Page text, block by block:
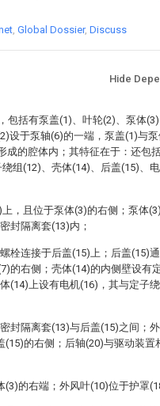
Global Dossier Discuss
Hide
包括有泵盖(1)、叶轮(2)、泵体
设于泵轴(6)的一端，泵盖(1)与泵
成的腔体内；其特征在于：还包
组(12)、壳体(14)、后盖(15)、
，且位于泵体(3)的右侧；泵体
封隔离套(13)内；
栓连接于后盖(15)上；后盖(15)
的右侧；壳体(14)的内侧壁设有
(14)上设有电机(16)，其与定子
封隔离套(13)与后盖(15)之间；
的右侧；后轴(20)与驱动装置
的右端；外风叶(10)位于护罩